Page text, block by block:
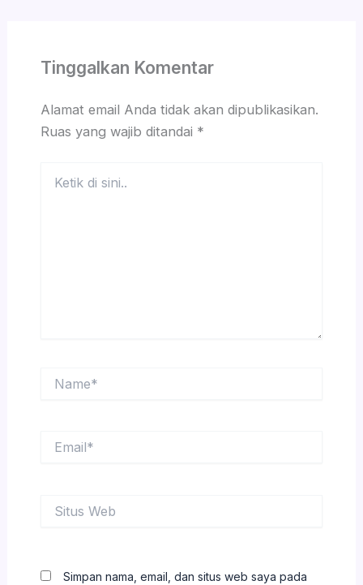
Tinggalkan Komentar
Alamat email Anda tidak akan dipublikasikan.
Ruas yang wajib ditandai *
Web
Simpan nama, email, dan situs web saya pada